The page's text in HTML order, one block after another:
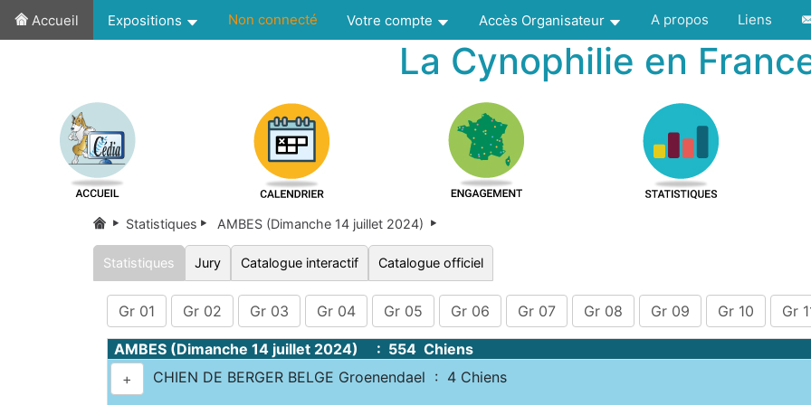
Accueil Expositions Non connecté Votre compte Accès Organisateur A propos Liens
La Cynophilie en
Statistiques AMBES (Dimanche 14 juillet 2024)
Statistiques Jury Catalogue interactif Catalogue officiel
Gr 01 Gr 02 Gr 03 Gr 04 Gr 05 Gr 06 Gr 07 Gr 08 Gr 09 Gr 10 Gr
AMBES (Dimanche 14 juillet 2024) : 554 Chiens
+
CHIEN DE BERGER BELGE Groenendael : 4 Chiens